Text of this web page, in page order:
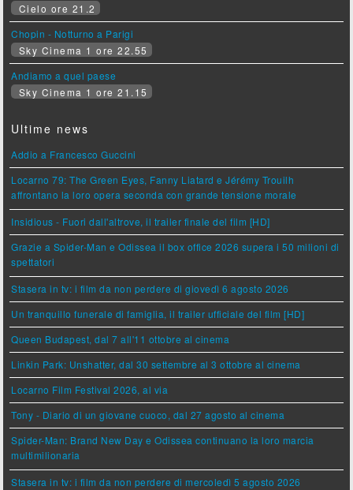
Cielo ore 21.2
Chopin - Notturno a Parigi
Sky Cinema 1 ore 22.55
Andiamo a quel paese
Sky Cinema 1 ore 21.15
Ultime news
Addio a Francesco Guccini
Locarno 79: The Green Eyes, Fanny Liatard e Jérémy Trouilh
affrontano la loro opera seconda con grande tensione morale
Insidious - Fuori dall'altrove, il trailer finale del film [HD]
Grazie a Spider-Man e Odissea il box office 2026 supera i 50 milioni di
spettatori
Stasera in tv: i film da non perdere di giovedì 6 agosto 2026
Un tranquillo funerale di famiglia, il trailer ufficiale del film [HD]
Queen Budapest, dal 7 all'11 ottobre al cinema
Linkin Park: Unshatter, dal 30 settembre al 3 ottobre al cinema
Locarno Film Festival 2026, al via
Tony - Diario di un giovane cuoco, dal 27 agosto al cinema
Spider-Man: Brand New Day e Odissea continuano la loro marcia
multimilionaria
Stasera in tv: i film da non perdere di mercoledì 5 agosto 2026